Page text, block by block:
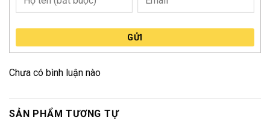
GỬI
Chưa có bình luận nào
SẢN PHẨM TƯƠNG TỰ